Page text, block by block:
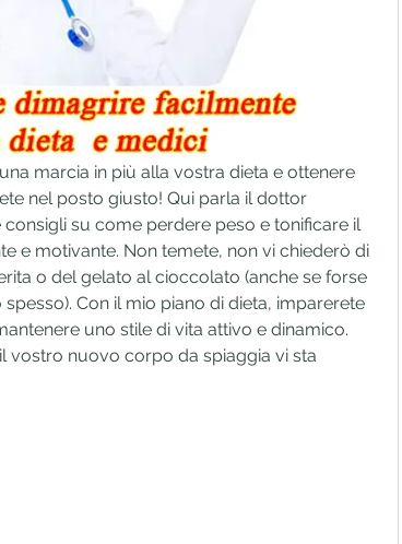
marcia in più alla vostra dieta e ottenere
nel posto giusto! Qui parla il dottor
su come perdere peso e tonificare il
e motivante. Non temete, non vi chiederò di
o del gelato al cioccolato (anche se forse
Con il mio piano di dieta, imparerete
uno stile di vita attivo e dinamico.
vostro nuovo corpo da spiaggia vi sta